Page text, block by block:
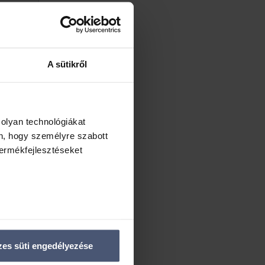
A sütikről
technológiákat
hogy személyre szabott
süti engedélyezése
neked.
te